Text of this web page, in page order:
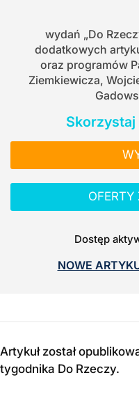
wydań „Do
dodatkowych
oraz programów
Ziemkiewicza,
OFERTY
Dostęp
NOWE
Artykuł został
tygodnika Do Rzeczy.